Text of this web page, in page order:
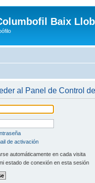
Baix
al Panel de Control
de activación
automáticamente en cada visita
estado de conexión en esta sesión